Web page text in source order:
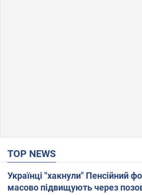
TOP NEWS
Українці "хакнули" Пенсійний
масово підвищують через